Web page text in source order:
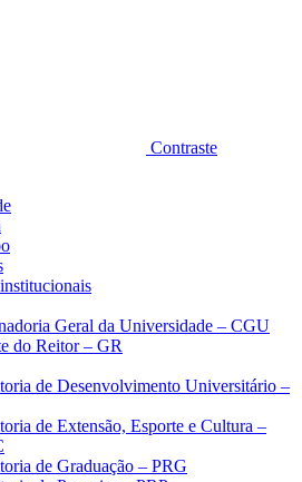
Contraste
Geral da Universidade – CGU
do Reitor – GR
de Desenvolvimento Universitário –
de Extensão, Esporte e Cultura –
de Graduação – PRG